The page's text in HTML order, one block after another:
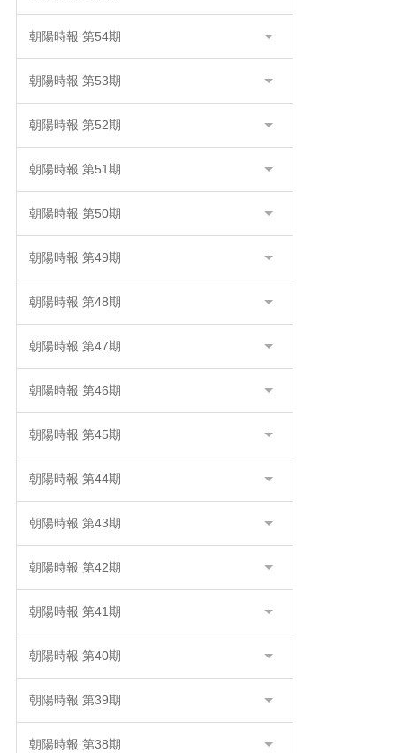
朝陽時報 第54期
朝陽時報 第53期
朝陽時報 第52期
朝陽時報 第51期
朝陽時報 第50期
朝陽時報 第49期
朝陽時報 第48期
朝陽時報 第47期
朝陽時報 第46期
朝陽時報 第45期
朝陽時報 第44期
朝陽時報 第43期
朝陽時報 第42期
朝陽時報 第41期
朝陽時報 第40期
朝陽時報 第39期
朝陽時報 第38期